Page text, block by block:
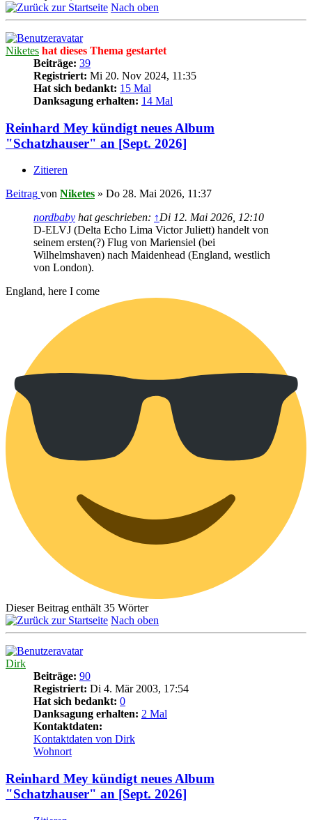
Nach oben
Niketes hat dieses Thema gestartet
Beiträge: 39
Registriert: Mi 20. Nov 2024, 11:35
Hat sich bedankt: 15 Mal
Danksagung erhalten: 14 Mal
Reinhard Mey kündigt neues Album
"Schatzhauser" an [Sept. 2026]
Zitieren
Beitrag von Niketes » Do 28. Mai 2026, 11:37
nordbaby hat geschrieben: ↑Di 12. Mai 2026, 12:10
D-ELVJ (Delta Echo Lima Victor Juliett) handelt von
seinem ersten(?) Flug von Mariensiel (bei
Wilhelmshaven) nach Maidenhead (England, westlich
von London).
England, here I come
Dieser Beitrag enthält 35 Wörter
Nach oben
Dirk
Beiträge: 90
Registriert: Di 4. Mär 2003, 17:54
Hat sich bedankt: 0
Danksagung erhalten: 2 Mal
Kontaktdaten:
Kontaktdaten von Dirk
Wohnort
Reinhard Mey kündigt neues Album
"Schatzhauser" an [Sept. 2026]